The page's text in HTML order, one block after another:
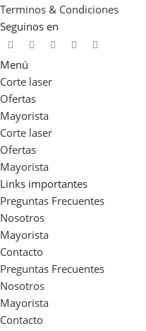
Terminos & Condiciones
Seguinos en
Menú
Corte laser
Ofertas
Mayorista
Corte laser
Ofertas
Mayorista
Links importantes
Preguntas Frecuentes
Nosotros
Mayorista
Contacto
Preguntas Frecuentes
Nosotros
Mayorista
Contacto